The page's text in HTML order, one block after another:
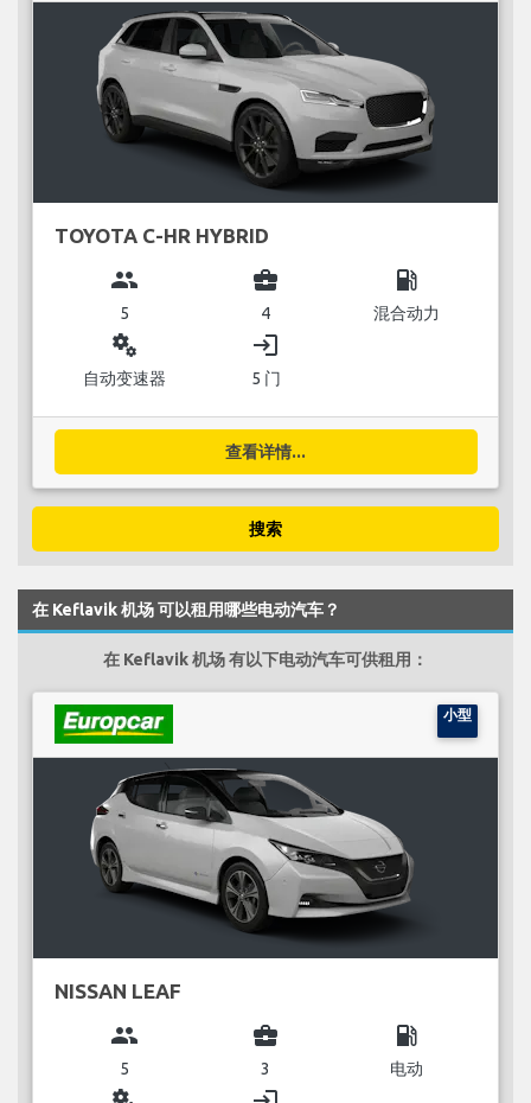
TOYOTA C-HR HYBRID
group
5
business_center
4
local_gas_station
混合动力
miscellaneous_services
自动变速器
login
5 门
查看详情...
搜索
在 Keflavik 机场 可以租用哪些电动汽车？
在 Keflavik 机场 有以下电动汽车可供租用：
小型
NISSAN LEAF
group
5
business_center
3
local_gas_station
电动